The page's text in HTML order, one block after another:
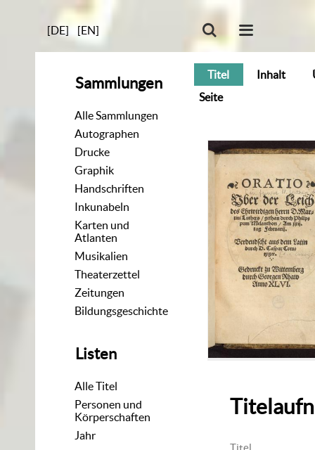
[DE] [EN]
Sammlungen
Alle Sammlungen
Autographen
Drucke
Graphik
Handschriften
Inkunabeln
Karten und
Atlanten
Musikalien
Theaterzettel
Zeitungen
Bildungsgeschichte
Listen
Alle Titel
Personen und
Körperschaften
Jahr
Titel Inhalt
Seite
Titel